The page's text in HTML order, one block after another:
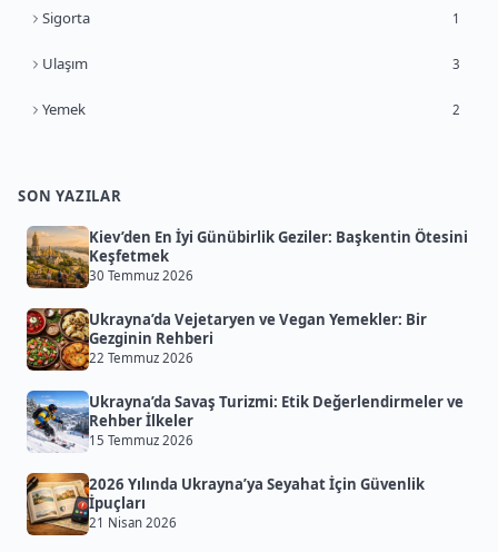
Sigorta 1
Ulaşım 3
Yemek 2
SON YAZILAR
Kiev’den En İyi Günübirlik Geziler: Başkentin Ötesini
Keşfetmek
30 Temmuz 2026
Ukrayna’da Vejetaryen ve Vegan Yemekler: Bir
Gezginin Rehberi
22 Temmuz 2026
Ukrayna’da Savaş Turizmi: Etik Değerlendirmeler ve
Rehber İlkeler
15 Temmuz 2026
2026 Yılında Ukrayna’ya Seyahat İçin Güvenlik
İpuçları
21 Nisan 2026